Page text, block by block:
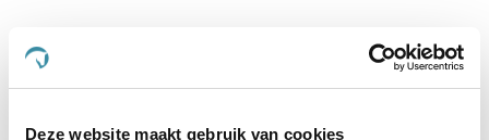
Deze website maakt gebruik van cookies
€ 31,50